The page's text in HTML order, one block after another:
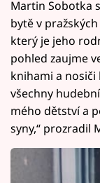
Martin Sobotka
bytě v
který je jeho
pohled zaujme
knihami a
všechny
mého dětství a
syny,“ prozradil